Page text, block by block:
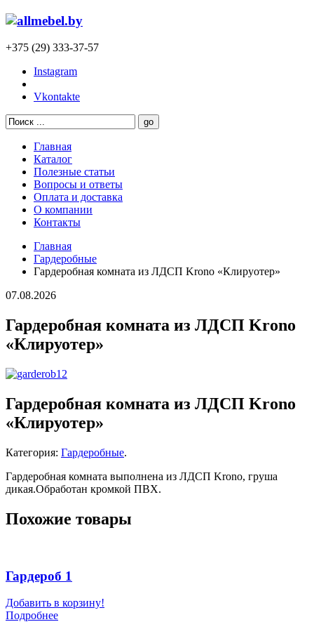
+375 (29) 333-37-57
Instagram
Vkontakte
Главная
Каталог
Полезные статьи
Вопросы и ответы
Оплата и доставка
О компании
Контакты
Главная
Гардеробные
Гардеробная комната из ЛДСП Krono «Клируотер»
07.08.2026
Гардеробная комната из ЛДСП Krono
«Клируотер»
Гардеробная комната из ЛДСП Krono
«Клируотер»
Категория: Гардеробные.
Гардеробная комната выполнена из ЛДСП Krono, груша
дикая.Обработан кромкой ПВХ.
Похожие товары
Гардероб 1
Добавить в корзину!
Подробнее